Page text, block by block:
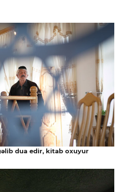
dua edir, kitab oxuyur